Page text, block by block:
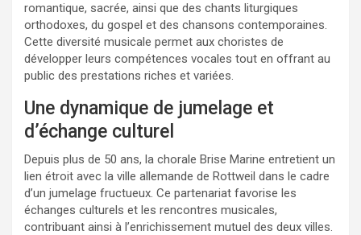
romantique, sacrée, ainsi que des chants liturgiques
orthodoxes, du gospel et des chansons contemporaines.
Cette diversité musicale permet aux choristes de
développer leurs compétences vocales tout en offrant au
public des prestations riches et variées.
Une dynamique de jumelage et
d’échange culturel
Depuis plus de 50 ans, la chorale Brise Marine entretient un
lien étroit avec la ville allemande de Rottweil dans le cadre
d’un jumelage fructueux. Ce partenariat favorise les
échanges culturels et les rencontres musicales,
contribuant ainsi à l’enrichissement mutuel des deux villes.